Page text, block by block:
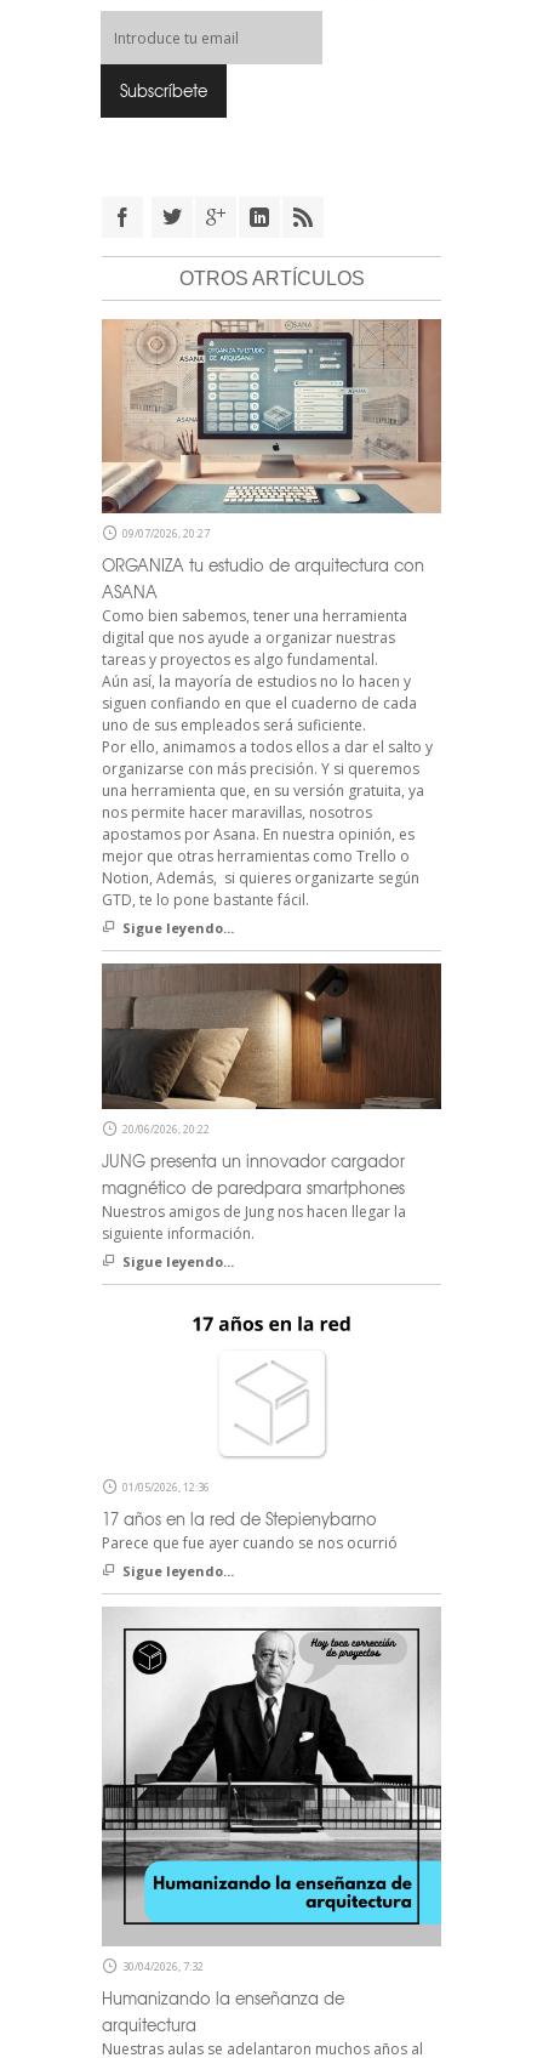
OTROS ARTÍCULOS
09/07/2026, 20:27
ORGANIZA tu estudio de arquitectura con
ASANA
Como bien sabemos, tener una herramienta
digital que nos ayude a organizar nuestras
tareas y proyectos es algo fundamental.
Aún así, la mayoría de estudios no lo hacen y
siguen confiando en que el cuaderno de cada
uno de sus empleados será suficiente.
Por ello, animamos a todos ellos a dar el salto y
organizarse con más precisión. Y si queremos
una herramienta que, en su versión gratuita, ya
nos permite hacer maravillas, nosotros
apostamos por Asana. En nuestra opinión, es
mejor que otras herramientas como Trello o
Notion, Además, si quieres organizarte según
GTD, te lo pone bastante fácil.
Sigue leyendo...
20/06/2026, 20:22
JUNG presenta un innovador cargador
magnético de paredpara smartphones
Nuestros amigos de Jung nos hacen llegar la
siguiente información.
Sigue leyendo...
01/05/2026, 12:36
17 años en la red de Stepienybarno
Parece que fue ayer cuando se nos ocurrió
Sigue leyendo...
30/04/2026, 7:32
Humanizando la enseñanza de
arquitectura
Nuestras aulas se adelantaron muchos años al